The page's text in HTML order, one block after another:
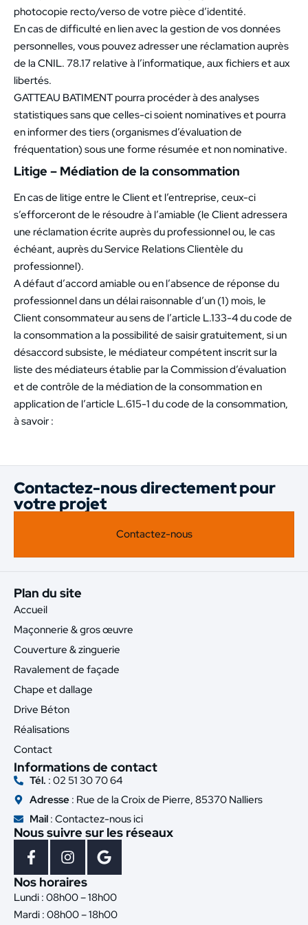
photocopie recto/verso de votre pièce d’identité.
En cas de difficulté en lien avec la gestion de vos données
personnelles, vous pouvez adresser une réclamation auprès
de la CNIL. 78.17 relative à l’informatique, aux fichiers et aux
libertés.
GATTEAU BATIMENT pourra procéder à des analyses
statistiques sans que celles-ci soient nominatives et pourra
en informer des tiers (organismes d’évaluation de
fréquentation) sous une forme résumée et non nominative.
Litige – Médiation de la consommation
En cas de litige entre le Client et l’entreprise, ceux-ci
s’efforceront de le résoudre à l’amiable (le Client adressera
une réclamation écrite auprès du professionnel ou, le cas
échéant, auprès du Service Relations Clientèle du
professionnel).
A défaut d’accord amiable ou en l’absence de réponse du
professionnel dans un délai raisonnable d’un (1) mois, le
Client consommateur au sens de l’article L.133-4 du code de
la consommation a la possibilité de saisir gratuitement, si un
désaccord subsiste, le médiateur compétent inscrit sur la
liste des médiateurs établie par la Commission d’évaluation
et de contrôle de la médiation de la consommation en
application de l’article L.615-1 du code de la consommation,
à savoir :
Contactez-nous directement pour
votre projet
Contactez-nous
Plan du site
Accueil
Maçonnerie & gros œuvre
Couverture & zinguerie
Ravalement de façade
Chape et dallage
Drive Béton
Réalisations
Contact
Informations de contact
Tél. : 02 51 30 70 64
Adresse: Rue de la Croix de Pierre, 85370 Nalliers
Mail: Contactez-nous ici
Nous suivre sur les réseaux
Nos horaires
Lundi : 08h00 – 18h00
Mardi : 08h00 – 18h00